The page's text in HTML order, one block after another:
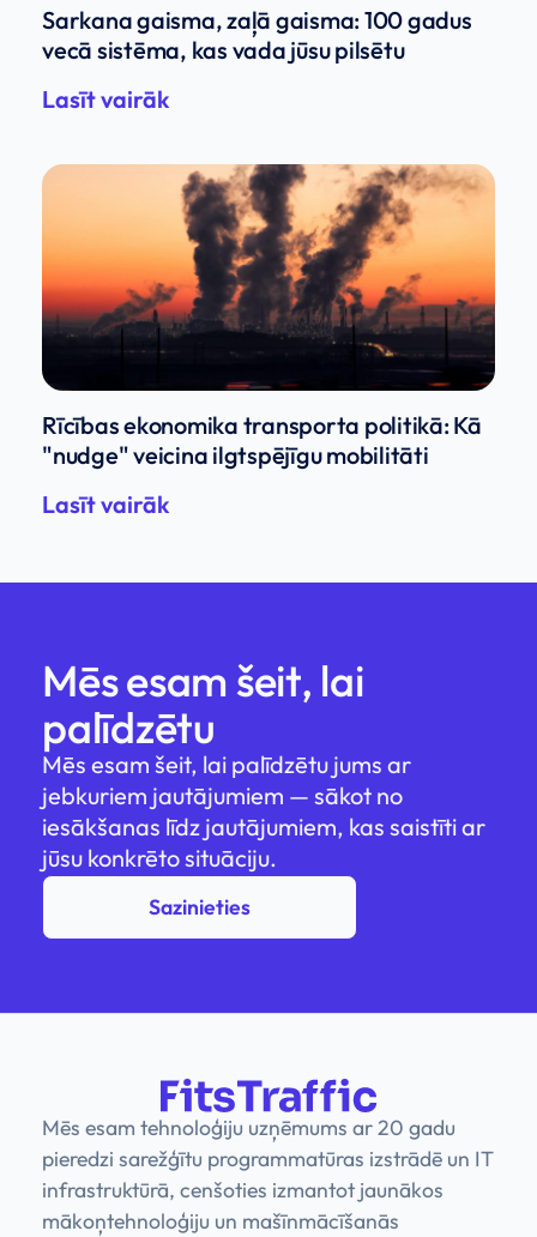
Sarkana gaisma, zaļā gaisma: 100 gadus
vecā sistēma, kas vada jūsu pilsētu
Lasīt vairāk
Rīcības ekonomika transporta politikā: Kā
"nudge" veicina ilgtspējīgu mobilitāti
Lasīt vairāk
Mēs esam šeit, lai
palīdzētu
Mēs esam šeit, lai palīdzētu jums ar
jebkuriem jautājumiem — sākot no
iesākšanas līdz jautājumiem, kas saistīti ar
jūsu konkrēto situāciju.
Sazinieties
Mēs esam tehnoloģiju uzņēmums ar 20 gadu
pieredzi sarežģītu programmatūras izstrādē un IT
infrastruktūrā, cenšoties izmantot jaunākos
mākoņtehnoloģiju un mašīnmācīšanās